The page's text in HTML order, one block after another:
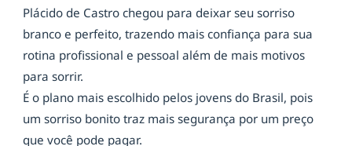
Plácido de Castro chegou para deixar seu sorriso
branco e perfeito, trazendo mais confiança para sua
rotina profissional e pessoal além de mais motivos
para sorrir.
É o plano mais escolhido pelos jovens do Brasil, pois
um sorriso bonito traz mais segurança por um preço
que você pode pagar.